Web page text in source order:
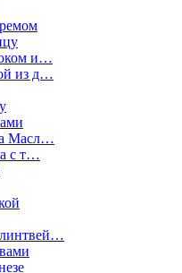
и…
из д…
Масл…
с т…